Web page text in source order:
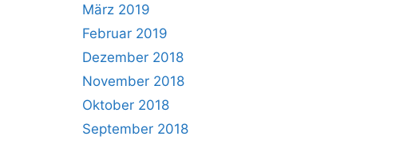
März 2019
Februar 2019
Dezember 2018
November 2018
Oktober 2018
September 2018